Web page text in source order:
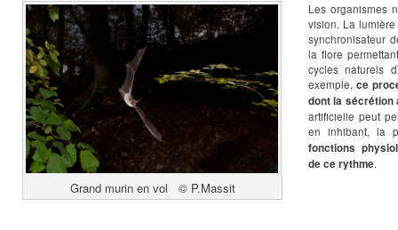
Grand murin en vol © P.Massit
Les organismes
vision. La
synchronisateur
la flore
cycles naturels
exemple, ce
dont la sécrétion
artificielle peut
en inhibant, la
fonctions
de ce rythme.